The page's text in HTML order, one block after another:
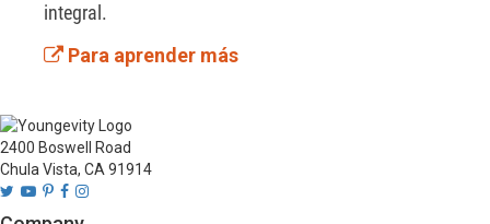
integral.
Para aprender más
2400 Boswell Road
Chula Vista, CA 91914